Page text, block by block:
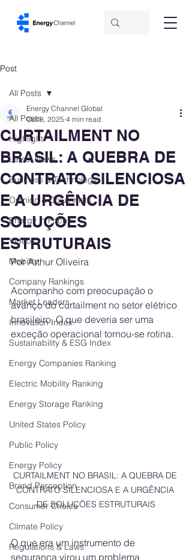
Post
All Posts
Highlight
Latest News
Business & Technology
Opinion & Columnists
Energy in Focus
Videos
Mobility
Company Rankings
Market Leaders
Innovation Index
Sustainability & ESG Index
Energy Companies Ranking
Electric Mobility Ranking
Energy Storage Ranking
United States Policy
Public Policy
Energy Policy
Brand Perception
Consumer Choice
Climate Policy
Regulations & Laws
All Posts
CURTAILMENT NO
BRASIL: A QUEBRA DE
CONTRATO SILENCIOSA
E A URGÊNCIA DE
SOLUÇÕES
ESTRUTURAIS
Energy Channel Global
Oct 8, 2025 4 min read
Por Arthur Oliveira
Acompanho com preocupação o
avanço do curtailment no setor elétrico
brasileiro. O que deveria ser uma
exceção operacional tornou-se rotina.
CURTAILMENT NO BRASIL: A QUEBRA DE
CONTRATO SILENCIOSA E A URGÊNCIA
DE SOLUÇÕES ESTRUTURAIS
O que era um instrumento de
segurança virou um problema